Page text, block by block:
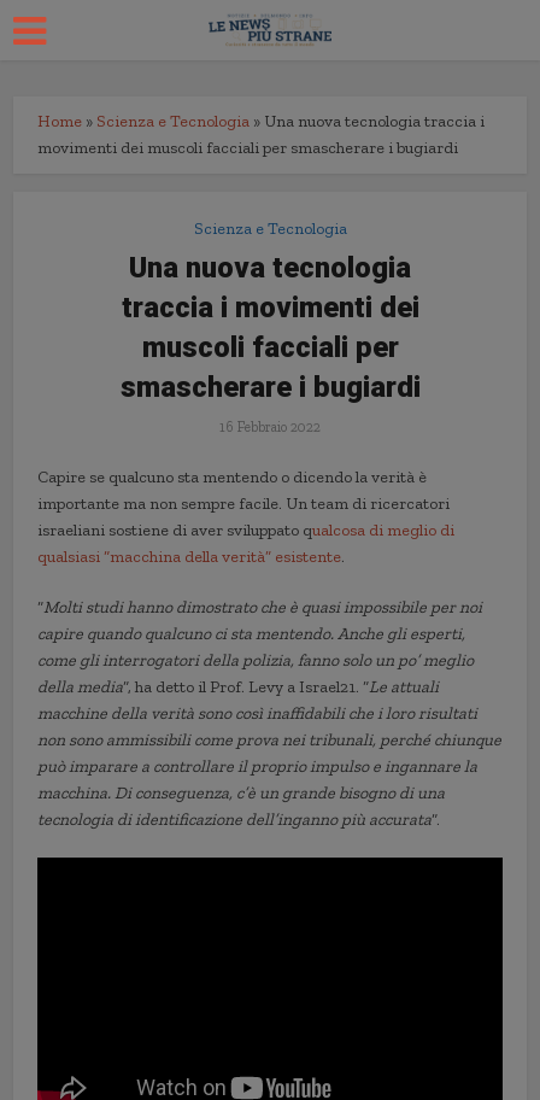
Home » Scienza e Tecnologia » Una nuova tecnologia traccia i
movimenti dei muscoli facciali per smascherare i bugiardi
Scienza e Tecnologia
Una nuova tecnologia
traccia i movimenti dei
muscoli facciali per
smascherare i bugiardi
16 Febbraio 2022
Capire se qualcuno sta mentendo o dicendo la verità è
importante ma non sempre facile. Un team di ricercatori
israeliani sostiene di aver sviluppato qualcosa di meglio di
qualsiasi “macchina della verità” esistente.
“Molti studi hanno dimostrato che è quasi impossibile per noi
capire quando qualcuno ci sta mentendo. Anche gli esperti,
come gli interrogatori della polizia, fanno solo un po’ meglio
della media“, ha detto il Prof. Levy a Israel21. “Le attuali
macchine della verità sono così inaffidabili che i loro risultati
non sono ammissibili come prova nei tribunali, perché chiunque
può imparare a controllare il proprio impulso e ingannare la
macchina. Di conseguenza, c’è un grande bisogno di una
tecnologia di identificazione dell’inganno più accurata“.